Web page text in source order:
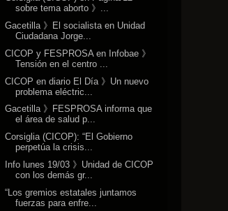
sobre tema aborto 》...
Gacetilla 》El socialista en Unidad
Ciudadana Jorge...
CICOP y FESPROSA en Infobae 》
Tensión en el centro ...
CICOP en diario El Día 》Un nuevo
problema eléctric...
Gacetilla 》FESPROSA informa que
el área de salud p...
Corsiglia (CICOP): “El Gobierno
perpetúa la crisis...
Info lunes 19/03 》Unidad de CICOP
con los demás gr...
“Los gremios estatales juntamos
fuerzas para enfre...